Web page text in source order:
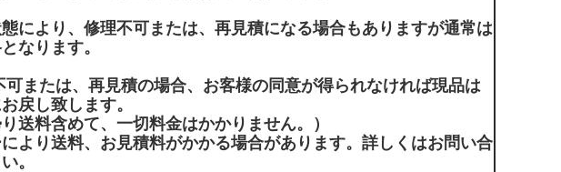
により、修理不可または、再見積になる場合もありますが通常は
なります。
または、再見積の場合、お客様の同意が得られなければ現品は
戻し致します。
り送料含めて、一切料金はかかりません。）
より送料、お見積料がかかる場合があります。詳しくはお問い合
。